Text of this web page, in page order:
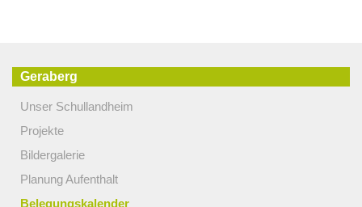
Geraberg
Unser Schullandheim
Projekte
Bildergalerie
Planung Aufenthalt
Belegungskalender